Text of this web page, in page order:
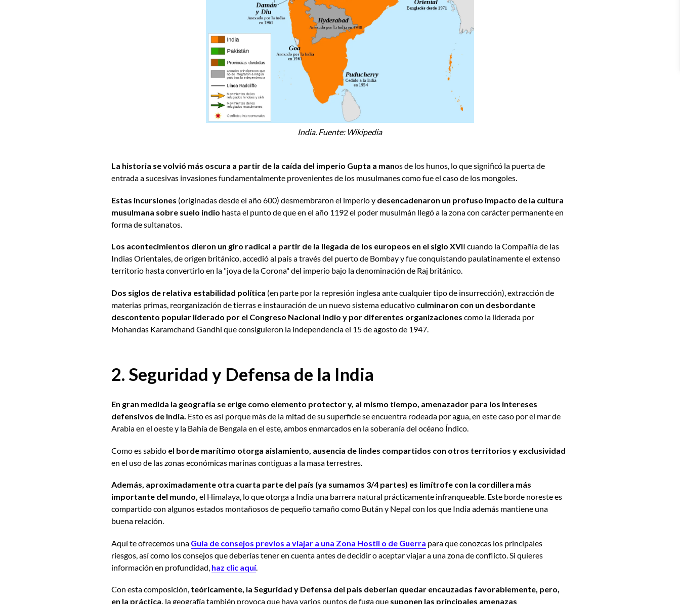
India. Fuente: Wikipedia
La historia se volvió más oscura a partir de la caída del imperio Gupta a manos de los hunos, lo que significó la puerta de
entrada a sucesivas invasiones fundamentalmente provenientes de los musulmanes como fue el caso de los mongoles.
Estas incursiones (originadas desde el año 600) desmembraron el imperio y desencadenaron un profuso impacto de la cultura
musulmana sobre suelo indio hasta el punto de que en el año 1192 el poder musulmán llegó a la zona con carácter permanente en
forma de sultanatos.
Los acontecimientos dieron un giro radical a partir de la llegada de los europeos en el siglo XVII cuando la Compañía de las
Indias Orientales, de origen británico, accedió al país a través del puerto de Bombay y fue conquistando paulatinamente el extenso
territorio hasta convertirlo en la "joya de la Corona" del imperio bajo la denominación de Raj británico.
Dos siglos de relativa estabilidad política (en parte por la represión inglesa ante cualquier tipo de insurrección), extracción de
materias primas, reorganización de tierras e instauración de un nuevo sistema educativo culminaron con un desbordante
descontento popular liderado por el Congreso Nacional Indio y por diferentes organizaciones como la liderada por
Mohandas Karamchand Gandhi que consiguieron la independencia el 15 de agosto de 1947.
2. Seguridad y Defensa de la India
En gran medida la geografía se erige como elemento protector y, al mismo tiempo, amenazador para los intereses
defensivos de India. Esto es así porque más de la mitad de su superficie se encuentra rodeada por agua, en este caso por el mar de
Arabia en el oeste y la Bahía de Bengala en el este, ambos enmarcados en la soberanía del océano Índico.
Como es sabido el borde marítimo otorga aislamiento, ausencia de lindes compartidos con otros territorios y exclusividad
en el uso de las zonas económicas marinas contiguas a la masa terrestres.
Además, aproximadamente otra cuarta parte del país (ya sumamos 3/4 partes) es limítrofe con la cordillera más
importante del mundo, el Himalaya, lo que otorga a India una barrera natural prácticamente infranqueable. Este borde noreste es
compartido con algunos estados montañosos de pequeño tamaño como Bután y Nepal con los que India además mantiene una
buena relación.
Aquíte ofrecemos una Guía de consejos previos a viajar a una Zona Hostil o de Guerra para que conozcas los principales
riesgos , así como losconsejos que deberías tener en cuentaantes de decidir o aceptar viajar a una zona de conflicto. Si quieres
información en profundidad, haz clic aquí.
Con esta composición, teóricamente, la Seguridad y Defensa del país deberían quedar encauzadas favorablemente, pero,
en la práctica, la geografía también provoca que haya varios puntos de fuga que suponen las principales amenazas